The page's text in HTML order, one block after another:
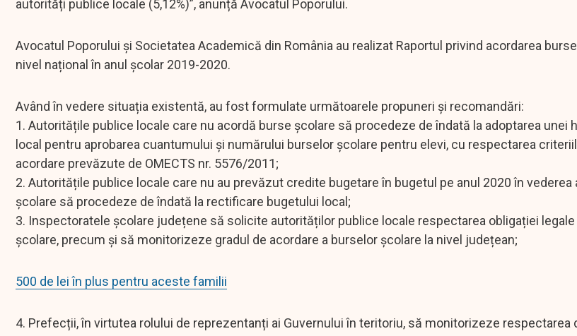
autorități publice locale (5,12%)”, anunță Avocatul Poporului.
Avocatul Poporului și Societatea Academică din România au realizat Raportul privind acordarea
nivel național în anul școlar 2019-2020.
Având în vedere situația existentă, au fost formulate următoarele propuneri și recomandări:
1. Autoritățile publice locale care nu acordă burse școlare să procedeze de îndată la adoptarea unei
local pentru aprobarea cuantumului și numărului burselor școlare pentru elevi, cu respectarea
acordare prevăzute de OMECTS nr. 5576/2011;
2. Autoritățile publice locale care nu au prevăzut credite bugetare în bugetul pe anul 2020 în
școlare să procedeze de îndată la rectificare bugetului local;
3. Inspectoratele școlare județene să solicite autorităților publice locale respectarea obligației legale
școlare, precum și să monitorizeze gradul de acordare a burselor școlare la nivel județean;
500 de lei în plus pentru aceste familii
4. Prefecții, în virtutea rolului de reprezentanți ai Guvernului în teritoriu, să monitorizeze respectarea